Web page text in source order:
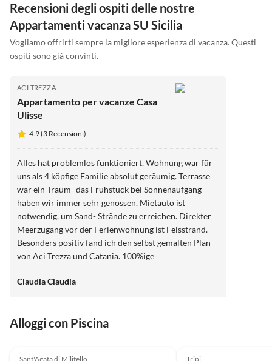
Recensioni degli ospiti delle nostre
Appartamenti vacanza SU Sicilia
Vogliamo offrirti sempre la migliore esperienza di vacanza. Questi
ospiti sono già convinti.
ACI TREZZA
Appartamento per vacanze Casa
Ulisse
4.9 (3 Recensioni)
Alles hat problemlos funktioniert. Wohnung war für
uns als 4 köpfige Familie absolut geräumig. Terrasse
war ein Traum- das Frühstück bei Sonnenaufgang
haben wir immer sehr genossen. Mietauto ist
notwendig, um Sand- Strände zu erreichen. Direkter
Meerzugang vor der Ferienwohnung ist Felsstrand.
Besonders positiv fand ich den selbst gemalten Plan
von Aci Trezza und Catania. 100%ige
Claudia Claudia
Alloggi con Piscina
Sant'Agata di Militello Tripi